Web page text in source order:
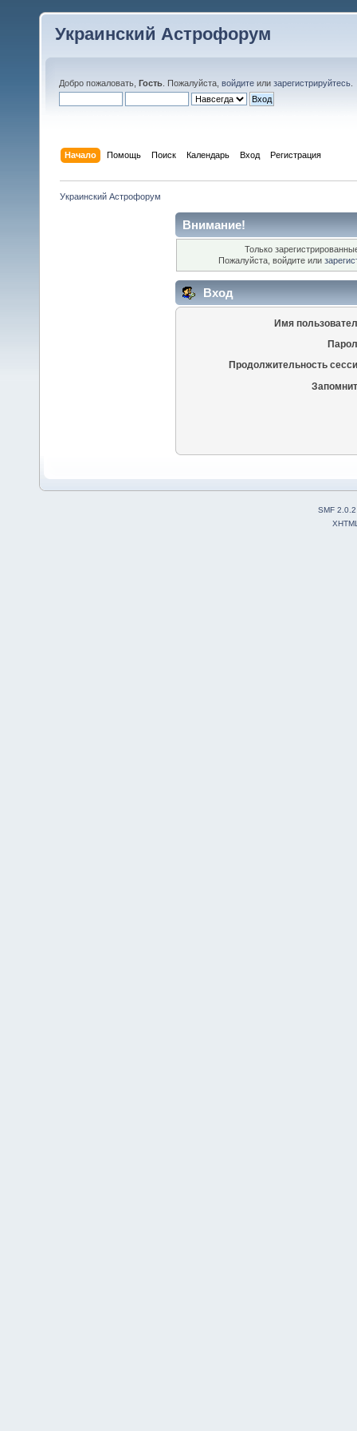
Украинский Астрофорум
Добро пожаловать, Гость . Пожалуйста, войдите или зарегистрируйтесь
Начало Помощь Поиск Календарь Вход Регистрация
Украинский Астрофорум
Внимание!
Только
Пожалуйста, войдите или
Вход
Имя
Продолжительность
SMF 2.0.2